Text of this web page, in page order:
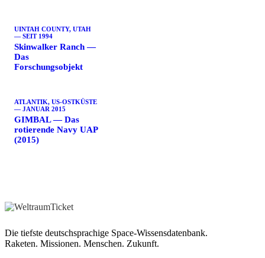
UINTAH COUNTY, UTAH
— SEIT 1994
Skinwalker Ranch —
Das
Forschungsobjekt
ATLANTIK, US-OSTKÜSTE
— JANUAR 2015
GIMBAL — Das
rotierende Navy UAP
(2015)
Die tiefste deutschsprachige Space-Wissensdatenbank.
Raketen. Missionen. Menschen. Zukunft.